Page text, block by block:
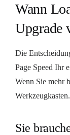
Wann
Upgrade
Die
Page Speed Ihr
Wenn Sie mehr
Werkzeugkasten.
Sie